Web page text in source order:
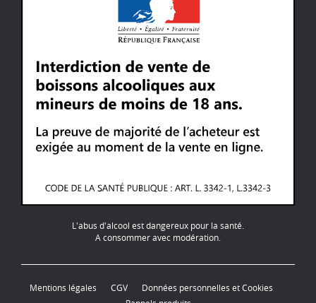
L'abus d'alcool est dangereux pour la santé.
A consommer avec modération.
Mentions légales CGV
Données personnelles et Cookies